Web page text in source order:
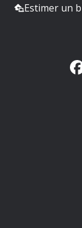
Estimer un